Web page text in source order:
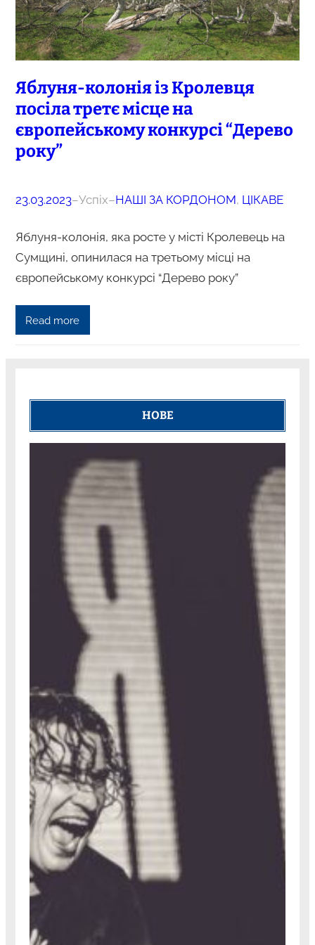
Яблуня-колонія із Кролевця
посіла третє місце на
європейському конкурсі “Дерево
року”
23.03.2023–Успіх–НАШІ ЗА КОРДОНОМ, ЦІКАВЕ
Яблуня-колонія, яка росте у місті Кролевець на
Сумщині, опинилася на третьому місці на
європейському конкурсі “Дерево року”
Read more
НОВЕ